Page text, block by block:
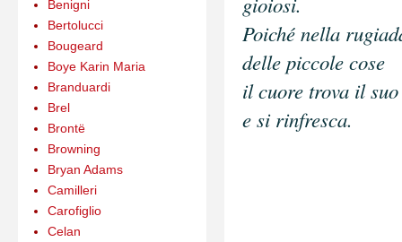
Poiché nella
delle piccole cose
il cuore trova il
e si rinfresca.
Benigni
Bertolucci
Bougeard
Boye Karin Maria
Branduardi
Brel
Brontë
Browning
Bryan Adams
Camilleri
Carofiglio
Celan